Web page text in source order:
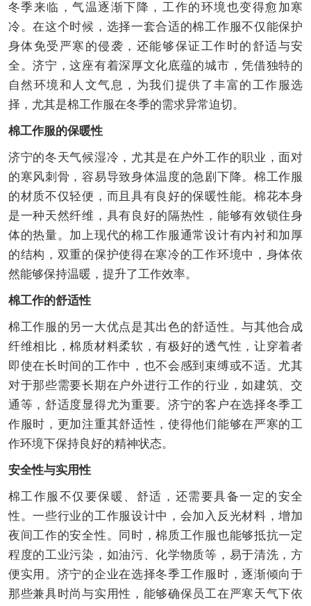
冬季来临，气温逐渐下降，工作的环境也变得愈加寒
冷。在这个时候，选择一套合适的棉工作服不仅能保护
身体免受严寒的侵袭，还能够保证工作时的舒适与安
全。济宁，这座有着深厚文化底蕴的城市，凭借独特的
自然环境和人文气息，为我们提供了丰富的工作服选
择，尤其是棉工作服在冬季的需求异常迫切。
棉工作服的保暖性
济宁的冬天气候湿冷，尤其是在户外工作的职业，面对
的寒风刺骨，容易导致身体温度的急剧下降。棉工作服
的材质不仅轻便，而且具有良好的保暖性能。棉花本身
是一种天然纤维，具有良好的隔热性，能够有效锁住身
体的热量。加上现代的棉工作服通常设计有内衬和加厚
的结构，双重的保护使得在寒冷的工作环境中，身体依
然能够保持温暖，提升了工作效率。
棉工作的舒适性
棉工作服的另一大优点是其出色的舒适性。与其他合成
纤维相比，棉质材料柔软，有极好的透气性，让穿着者
即使在长时间的工作中，也不会感到束缚或不适。尤其
对于那些需要长期在户外进行工作的行业，如建筑、交
通等，舒适度显得尤为重要。济宁的客户在选择冬季工
作服时，更加注重其舒适性，使得他们能够在严寒的工
作环境下保持良好的精神状态。
安全性与实用性
棉工作服不仅要保暖、舒适，还需要具备一定的安全
性。一些行业的工作服设计中，会加入反光材料，增加
夜间工作的安全性。同时，棉质工作服也能够抵抗一定
程度的工业污染，如油污、化学物质等，易于清洗，方
便实用。济宁的企业在选择冬季工作服时，逐渐倾向于
那些兼具时尚与实用性，能够确保员工在严寒天气下依